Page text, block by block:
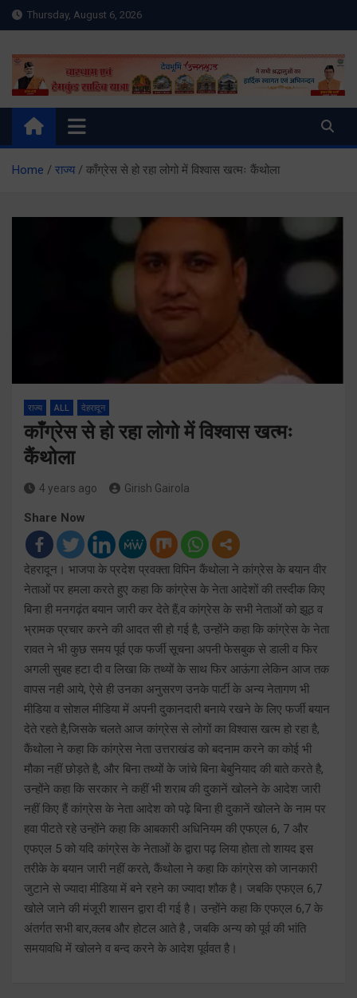
Skip
to
Thursday, August 6, 2026
Meru Raibar | Uttarakhand
News | Uttarkashi News
meruraibar.com
Home राज्य काँग्रेस से हो रहा लोगो में विश्वास खत्मः कैंथोला
राज्य ALL देहरादून
काँग्रेस से हो रहा लोगो में विश्वास खत्मः
कैंथोला
4 years ago Girish Gairola
Share Now
देहरादून। भाजपा के प्रदेश प्रवक्ता विपिन कैंथोला ने कांग्रेस के बयान वीर
नेताओं पर हमला करते हुए कहा कि कांग्रेस के नेता आदेशों की तस्दीक किए
बिना ही मनगढ़ंत बयान जारी कर देते हैं,व कांग्रेस के सभी नेताओं को झूठ व
भ्रामक प्रचार करने की आदत सी हो गई है, उन्होंने कहा कि कांग्रेस के नेता
रावत ने भी कुछ समय पूर्व एक फर्जी सूचना अपनी फेसबुक से डाली व फिर
अगली सुबह हटा दी व लिखा कि तथ्यों के साथ फिर आऊंगा लेकिन आज तक
वापस नही आये, ऐसे ही उनका अनुसरण उनके पार्टी के अन्य नेतागण भी
मीडिया व सोशल मीडिया में अपनी दुकानदारी बनाये रखने के लिए फर्जी बयान
देते रहते है,जिसके चलते आज कांग्रेस से लोगों का विश्वास खत्म हो रहा है,
कैंथोला ने कहा कि कांग्रेस नेता उत्तराखंड को बदनाम करने का कोई भी
मौका नहीं छोड़ते है, और बिना तथ्यों के जांचे बिना बेबुनियाद की बाते करते है,
उन्होंने कहा कि सरकार ने कहीं भी शराब की दुकानें खोलने के आदेश जारी
नहीं किए हैं कांग्रेस के नेता आदेश को पढ़े बिना ही दुकानें खोलने के नाम पर
हवा पीटते रहे उन्होंने कहा कि आबकारी अधिनियम की एफएल 6, 7 और
एफएल 5 को यदि कांग्रेस के नेताओं के द्वारा पढ़ लिया होता तो शायद इस
तरीके के बयान जारी नहीं करते, कैंथोला ने कहा कि कांग्रेस को जानकारी
जुटाने से ज्यादा मीडिया में बने रहने का ज्यादा शौक है। जबकि एफएल 6,7
खोले जाने की मंजूरी शासन द्वारा दी गई है। उन्होंने कहा कि एफएल 6,7 के
अंतर्गत सभी बार,क्लब और होटल आते है , जबकि अन्य को पूर्व की भांति
समयावधि में खोलने व बन्द करने के आदेश पूर्ववत है।